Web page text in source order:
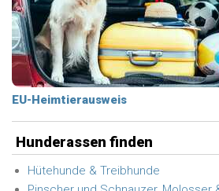
EU-Heimtierausweis
Hunderassen finden
Hütehunde & Treibhunde